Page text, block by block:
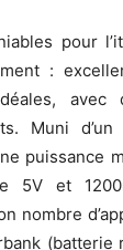
pour
:
idéales,
Muni
puissance
5V et
nombre
(batterie